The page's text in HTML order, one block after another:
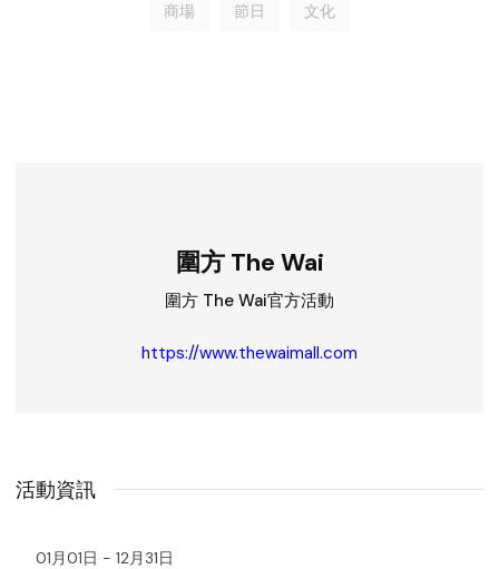
商場 節日 文化
圍方 The Wai
圍方 The Wai官方活動
https://www.thewaimall.com
活動資訊
01月01日 - 12月31日